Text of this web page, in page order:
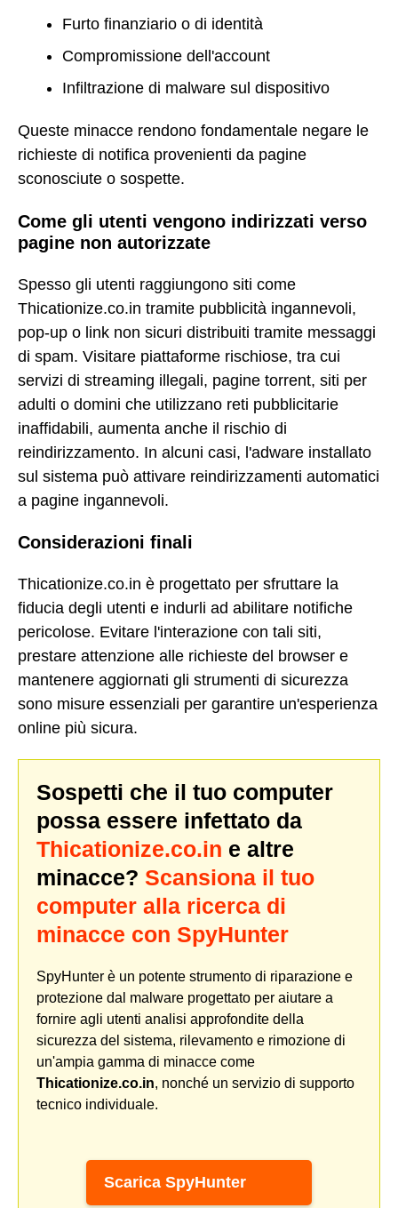
Furto finanziario o di identità
Compromissione dell'account
Infiltrazione di malware sul dispositivo
Queste minacce rendono fondamentale negare le
richieste di notifica provenienti da pagine
sconosciute o sospette.
Come gli utenti vengono indirizzati verso
pagine non autorizzate
Spesso gli utenti raggiungono siti come
Thicationize.co.in tramite pubblicità ingannevoli,
pop-up o link non sicuri distribuiti tramite messaggi
di spam. Visitare piattaforme rischiose, tra cui
servizi di streaming illegali, pagine torrent, siti per
adulti o domini che utilizzano reti pubblicitarie
inaffidabili, aumenta anche il rischio di
reindirizzamento. In alcuni casi, l'adware installato
sul sistema può attivare reindirizzamenti automatici
a pagine ingannevoli.
Considerazioni finali
Thicationize.co.in è progettato per sfruttare la
fiducia degli utenti e indurli ad abilitare notifiche
pericolose. Evitare l'interazione con tali siti,
prestare attenzione alle richieste del browser e
mantenere aggiornati gli strumenti di sicurezza
sono misure essenziali per garantire un'esperienza
online più sicura.
Sospetti che il tuo computer
possa essere infettato da
Thicationize.co.in e altre
minacce? Scansiona il tuo
computer alla ricerca di
minacce con SpyHunter
SpyHunter è un potente strumento di riparazione e
protezione dal malware progettato per aiutare a
fornire agli utenti analisi approfondite della
sicurezza del sistema, rilevamento e rimozione di
un'ampia gamma di minacce come
Thicationize.co.in, nonché un servizio di supporto
tecnico individuale.
Scarica SpyHunter